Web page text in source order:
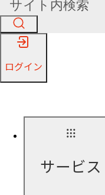
ログイン
サービス